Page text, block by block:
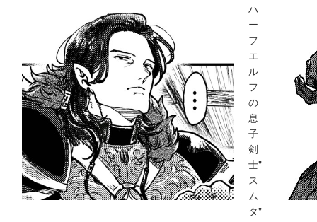
ハ
ー
フ
エ
ル
フ
の
息
子
剣
士"
ス
ム
タ"